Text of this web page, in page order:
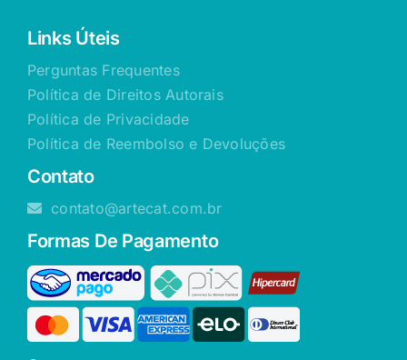
Links Úteis
Perguntas Frequentes
Política de Direitos Autorais
Política de Privacidade
Política de Reembolso e Devoluções
Contato
contato@artecat.com.br
Formas De Pagamento